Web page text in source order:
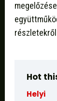
Hot
Helyi